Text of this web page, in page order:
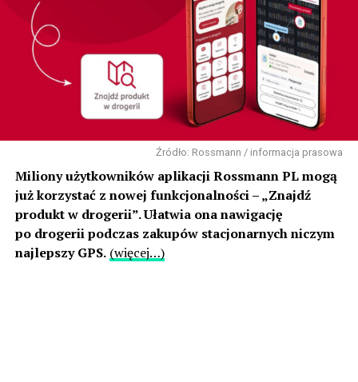
Źródło: Rossmann / informacja prasowa
Miliony użytkowników aplikacji Rossmann PL mogą
już korzystać z nowej funkcjonalności – „Znajdź
produkt w drogerii”. Ułatwia ona nawigację
po drogerii podczas zakupów stacjonarnych niczym
najlepszy GPS. (więcej…)